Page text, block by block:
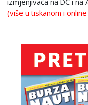
izmjenjivača na DC i na
(više u tiskanom i